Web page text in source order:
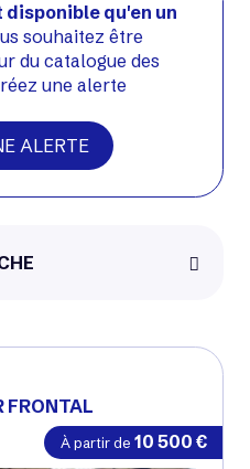
disponible qu'en un
souhaitez être
du catalogue des
une alerte
ALERTE
FRONTAL
À partir de 10 500 €